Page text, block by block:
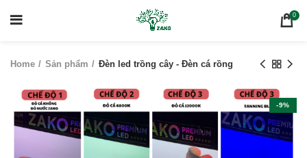
0
Home Sản phẩm Đèn led trồng cây - Đèn cá rồng
-9%